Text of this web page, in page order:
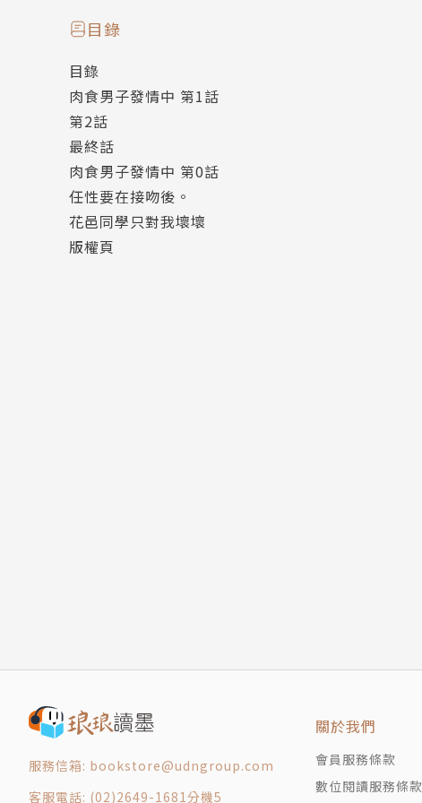
出道作品為「寫下我們的戀愛(全)」。
目錄
目錄
肉食男子發情中 第1話
第2話
最終話
肉食男子發情中 第0話
任性要在接吻後。
花邑同學只對我壞壞
版權頁
服務信箱: bookstore@udngroup.com
客服電話: (02)2649-1681分機5
關於我們
會員服務條款
數位閱讀服務條款